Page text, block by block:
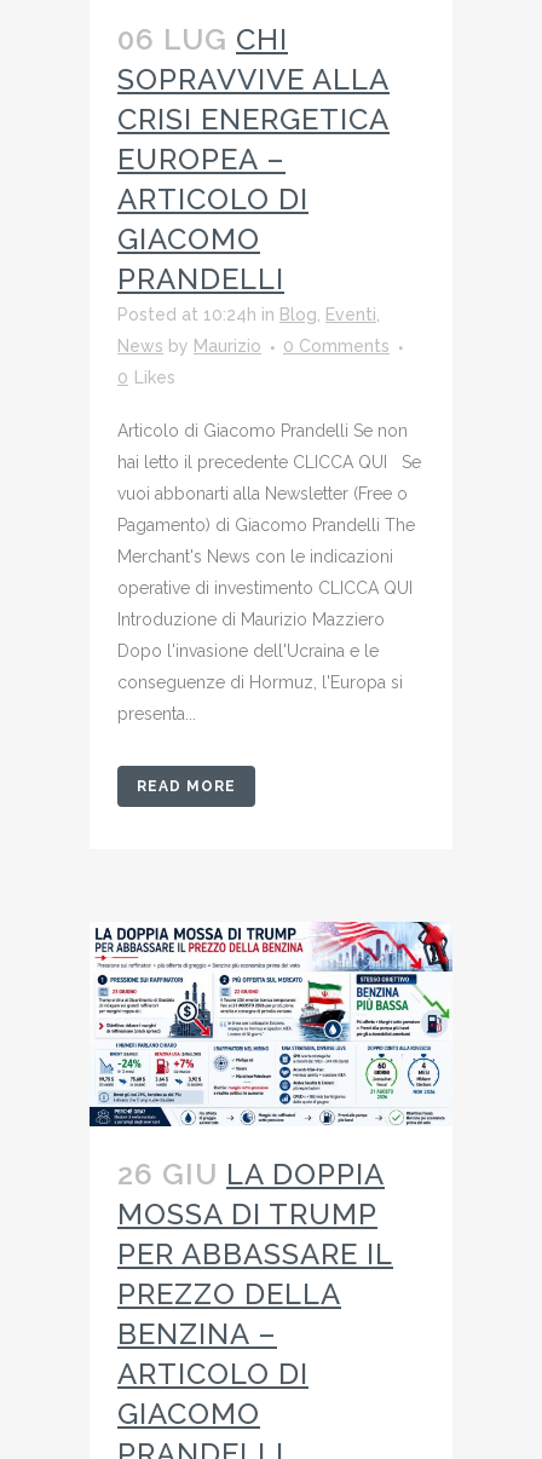
06 LUG CHI
SOPRAVVIVE ALLA
CRISI ENERGETICA
EUROPEA –
ARTICOLO DI
GIACOMO
PRANDELLI
Posted at 10:24h in Blog, Eventi,
News by Maurizio
0 Comments
0 Likes
Articolo di Giacomo Prandelli Se non
hai letto il precedente CLICCA QUI Se
vuoi abbonarti alla Newsletter (Free o
Pagamento) di Giacomo Prandelli The
Merchant's News con le indicazioni
operative di investimento CLICCA QUI
Introduzione di Maurizio Mazziero
Dopo l'invasione dell'Ucraina e le
conseguenze di Hormuz, l'Europa si
presenta...
READ MORE
26 GIU LA DOPPIA
MOSSA DI TRUMP
PER ABBASSARE IL
PREZZO DELLA
BENZINA –
ARTICOLO DI
GIACOMO